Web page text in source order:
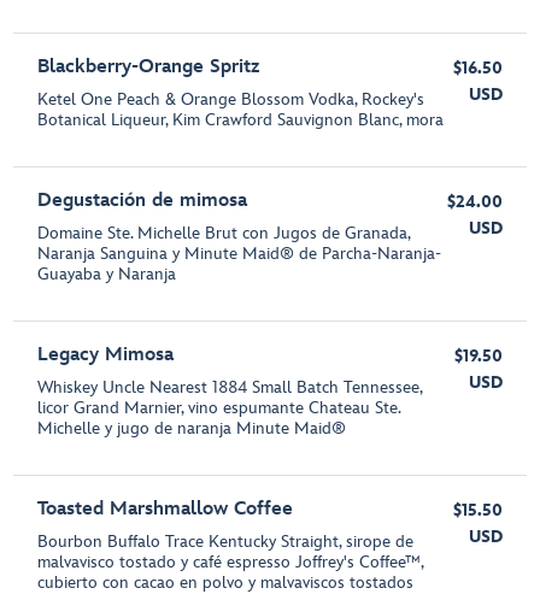
Blackberry-Orange Spritz
Ketel One Peach & Orange Blossom Vodka, Rockey's
Botanical Liqueur, Kim Crawford Sauvignon Blanc, mora
$16.50
USD
Degustación de mimosa
Domaine Ste. Michelle Brut con Jugos de Granada,
Naranja Sanguina y Minute Maid® de Parcha-Naranja-
Guayaba y Naranja
$24.00
USD
Legacy Mimosa
Whiskey Uncle Nearest 1884 Small Batch Tennessee,
licor Grand Marnier, vino espumante Chateau Ste.
Michelle y jugo de naranja Minute Maid®
$19.50
USD
Toasted Marshmallow Coffee
Bourbon Buffalo Trace Kentucky Straight, sirope de
malvavisco tostado y café espresso Joffrey's Coffee™,
cubierto con cacao en polvo y malvaviscos tostados
$15.50
USD